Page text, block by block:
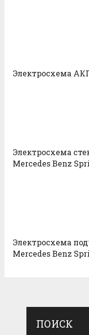
Электросхема
Электросхема
Mercedes Benz
Электросхема
Mercedes Benz
ПОИСК